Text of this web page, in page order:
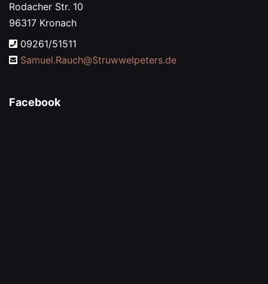
Rodacher Str. 10
96317 Kronach
09261/51511
Samuel.Rauch@Struwwelpeters.de
Facebook